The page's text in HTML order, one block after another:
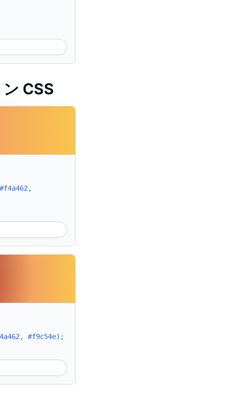
CSS
#f9c54e);